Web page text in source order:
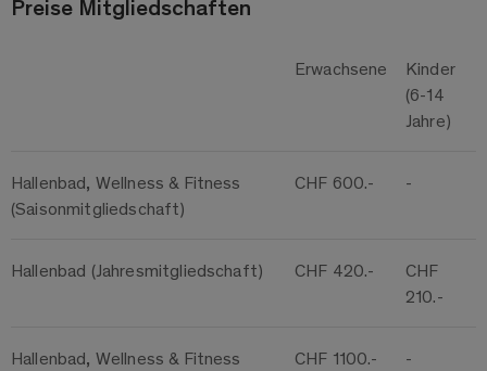
Erwachsene
Kinder
(6-14
Jahre)
Hallenbad, Wellness & Fitness
(Saisonmitgliedschaft)
CHF 600.- -
Hallenbad (Jahresmitgliedschaft) CHF 420.-
CHF
210.-
Hallenbad, Wellness & Fitness
CHF 1100.- -